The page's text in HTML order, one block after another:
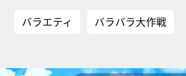
バラエティ バラバラ大作戦